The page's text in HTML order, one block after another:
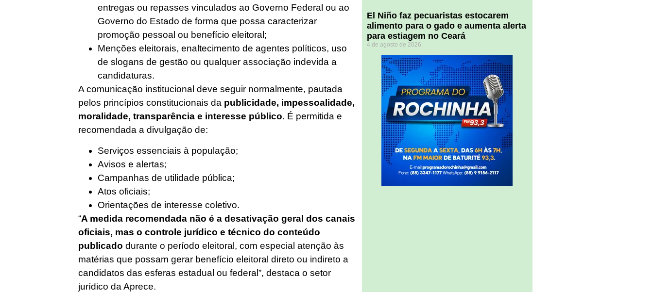
entregas ou repasses vinculados ao Governo Federal ou ao
Governo do Estado de forma que possa caracterizar
promoção pessoal ou benefício eleitoral;
Menções eleitorais, enaltecimento de agentes políticos, uso
de slogans de gestão ou qualquer associação indevida a
candidaturas.
A comunicação institucional deve seguir normalmente, pautada
pelos princípios constitucionais da publicidade, impessoalidade,
moralidade, transparência e interesse público. É permitida e
recomendada a divulgação de:
Serviços essenciais à população;
Avisos e alertas;
Campanhas de utilidade pública;
Atos oficiais;
Orientações de interesse coletivo.
“A medida recomendada não é a desativação geral dos canais
oficiais, mas o controle jurídico e técnico do conteúdo
publicado durante o período eleitoral, com especial atenção às
matérias que possam gerar benefício eleitoral direto ou indireto a
candidatos das esferas estadual ou federal”, destaca o setor
jurídico da Aprece.
El Niño faz pecuaristas estocarem
alimento para o gado e aumenta alerta
para estiagem no Ceará
4 de agosto de 2026